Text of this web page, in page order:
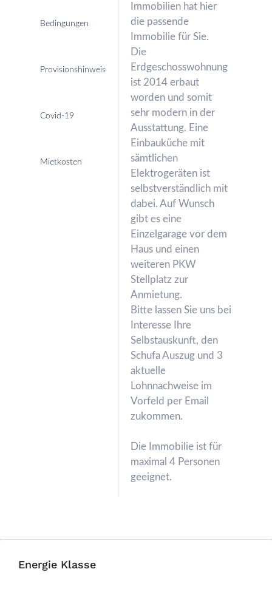
Bedingungen
Provisionshinweis
Covid-19
Mietkosten
Immobilien hat hier
die passende
Immobilie für Sie.
Die
Erdgeschosswohnung
ist 2014 erbaut
worden und somit
sehr modern in der
Ausstattung. Eine
Einbauküche mit
sämtlichen
Elektrogeräten ist
selbstverständlich mit
dabei. Auf Wunsch
gibt es eine
Einzelgarage vor dem
Haus und einen
weiteren PKW
Stellplatz zur
Anmietung.
Bitte lassen Sie uns bei
Interesse Ihre
Selbstauskunft, den
Schufa Auszug und 3
aktuelle
Lohnnachweise im
Vorfeld per Email
zukommen.
Die Immobilie ist für
maximal 4 Personen
geeignet.
Energie Klasse